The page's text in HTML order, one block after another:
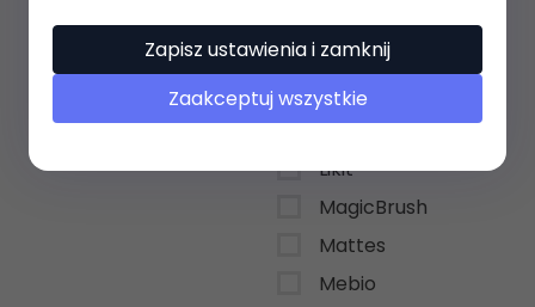
Końska cukierenka
Lamicell
Leovet
Likit
MagicBrush
Mattes
Mebio
Zapisz ustawienia i zamknij
Zaakceptuj wszystkie